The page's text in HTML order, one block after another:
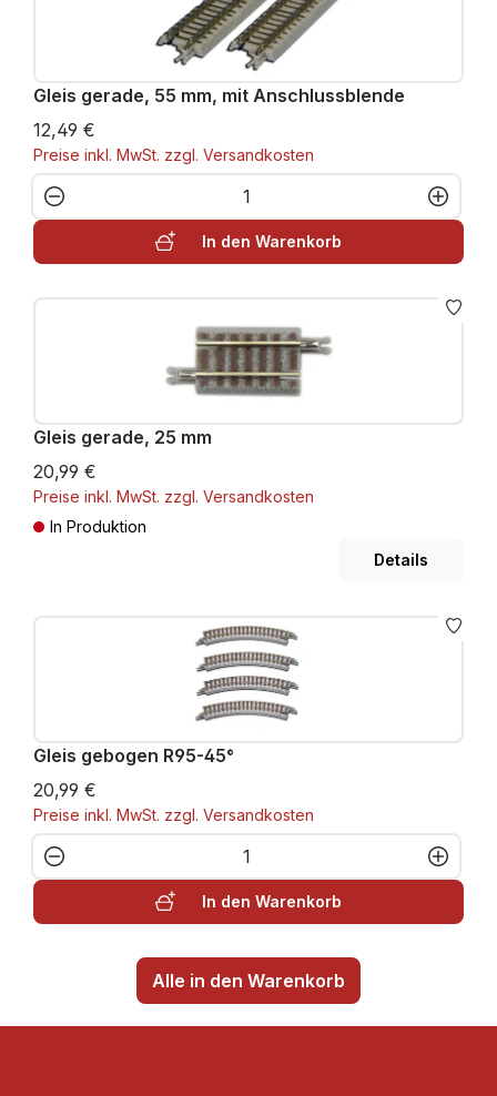
Gleis gerade, 55 mm, mit Anschlussblende
12,49 €
Preise inkl. MwSt. zzgl. Versandkosten
Produkt Anzahl: Gib den
In den Warenkorb
Gleis gerade, 25 mm
20,99 €
Preise inkl. MwSt. zzgl. Versandkosten
In Produktion
Details
Gleis gebogen R95-45°
20,99 €
Preise inkl. MwSt. zzgl. Versandkosten
Produkt Anzahl: Gib den
In den Warenkorb
Alle in den Warenkorb